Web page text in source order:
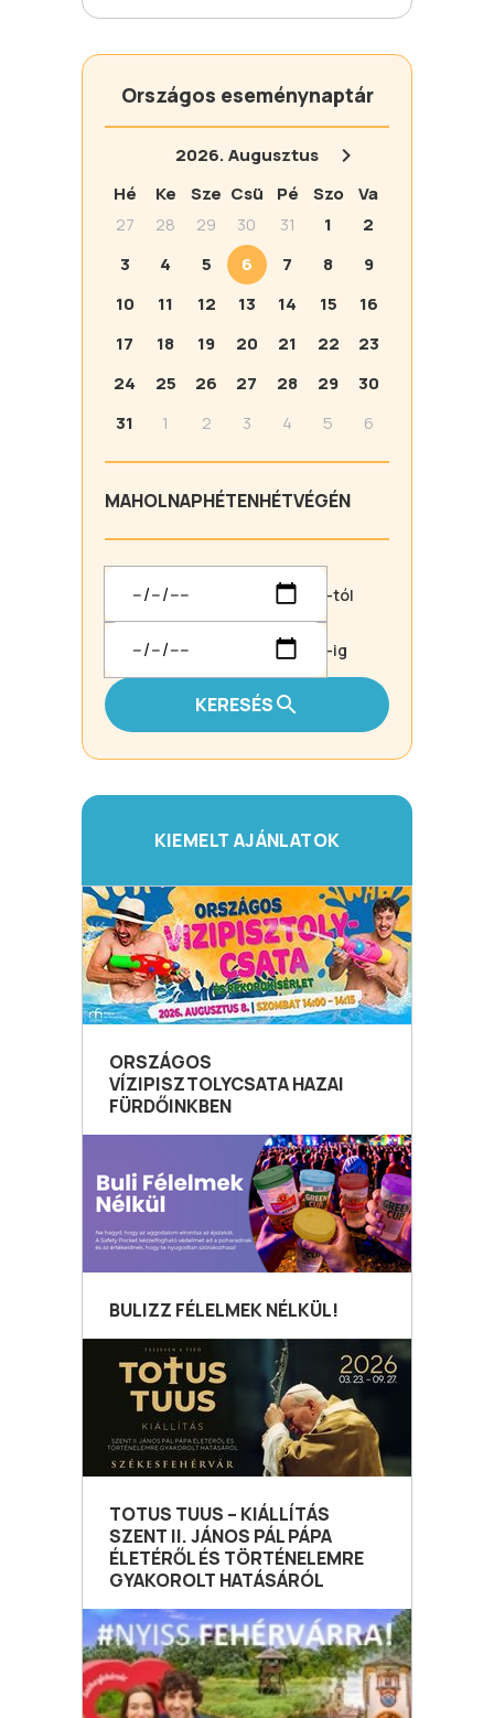
Országos eseménynaptár
2026.Augusztus
Hé
Ke Sze Csü Pé Szo
Va
27
28 29 30 31 1
2
3
4 5 6 7 8
9
10
11 12 13 14 15
16
17
18 19 20 21 22
23
24
25 26 27 28 29
30
31
1 2 3 4 5 6
MAHOLNAPHÉTENHÉTVÉGÉN
-tól
-ig
KERESÉS
KIEMELT AJÁNLATOK
ORSZÁGOS
VÍZIPISZTOLYCSATA HAZAI
FÜRDŐINKBEN
BULIZZ FÉLELMEK NÉLKÜL!
TOTUS TUUS – KIÁLLÍTÁS
SZENT II. JÁNOS PÁL PÁPA
ÉLETÉRŐL ÉS TÖRTÉNELEMRE
GYAKOROLT HATÁSÁRÓL